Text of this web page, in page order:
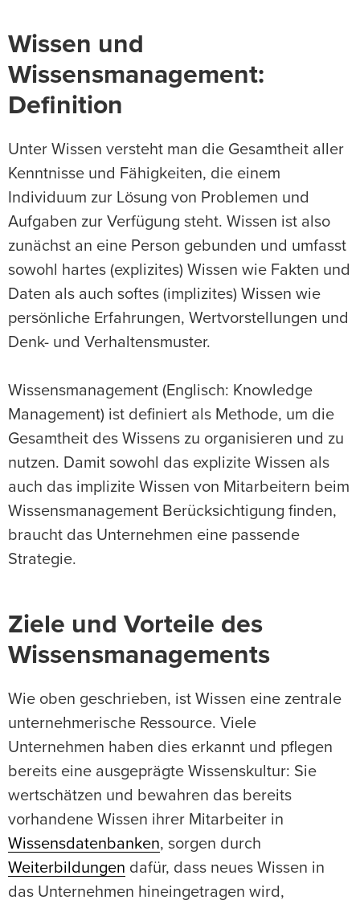
Wissen und
Wissensmanagement:
Definition
Unter Wissen versteht man die Gesamtheit aller
Kenntnisse und Fähigkeiten, die einem
Individuum zur Lösung von Problemen und
Aufgaben zur Verfügung steht. Wissen ist also
zunächst an eine Person gebunden und umfasst
sowohl hartes (explizites) Wissen wie Fakten und
Daten als auch softes (implizites) Wissen wie
persönliche Erfahrungen, Wertvorstellungen und
Denk- und Verhaltensmuster.
Wissensmanagement (Englisch: Knowledge
Management) ist definiert als Methode, um die
Gesamtheit des Wissens zu organisieren und zu
nutzen. Damit sowohl das explizite Wissen als
auch das implizite Wissen von Mitarbeitern beim
Wissensmanagement Berücksichtigung finden,
braucht das Unternehmen eine passende
Strategie.
Ziele und Vorteile des
Wissensmanagements
Wie oben geschrieben, ist Wissen eine zentrale
unternehmerische Ressource. Viele
Unternehmen haben dies erkannt und pflegen
bereits eine ausgeprägte Wissenskultur: Sie
wertschätzen und bewahren das bereits
vorhandene Wissen ihrer Mitarbeiter in
Wissensdatenbanken, sorgen durch
Weiterbildungen dafür, dass neues Wissen in
das Unternehmen hineingetragen wird,